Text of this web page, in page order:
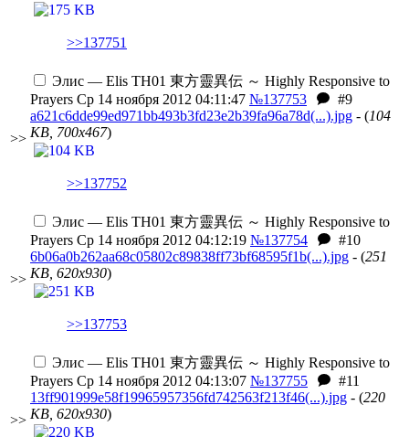
>>137751
>>
Элис — Elis TH01 東方靈異伝 ～ Highly Responsive to
Prayers Ср 14 ноября 2012 04:11:47 №137753
#9
a621c6dde99ed971bb493b3fd23e2b39fa96a78d(...).jpg - (104
KB, 700x467)
>>137752
>>
Элис — Elis TH01 東方靈異伝 ～ Highly Responsive to
Prayers Ср 14 ноября 2012 04:12:19 №137754
#10
6b06a0b262aa68c05802c89838ff73bf68595f1b(...).jpg - (251
KB, 620x930)
>>137753
>>
Элис — Elis TH01 東方靈異伝 ～ Highly Responsive to
Prayers Ср 14 ноября 2012 04:13:07 №137755
#11
13ff901999e58f19965957356fd742563f213f46(...).jpg - (220
KB, 620x930)